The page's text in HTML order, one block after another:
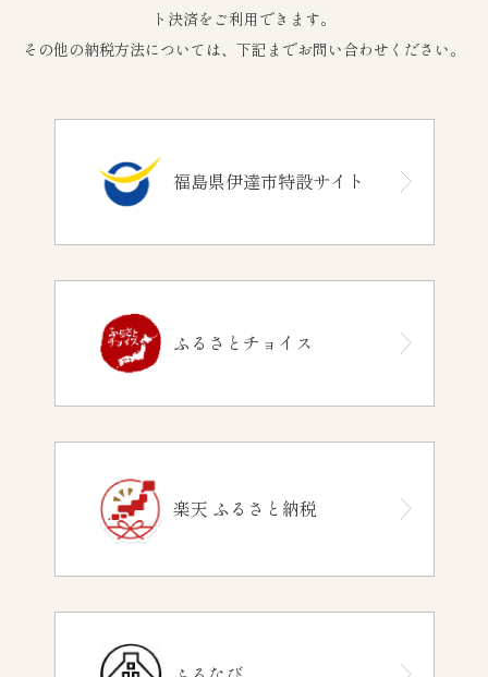
ト決済をご利用できます。
その他の納税方法については、下記までお問い合わせください。
福島県伊達市特設サイト
ふるさとチョイス
楽天 ふるさと納税